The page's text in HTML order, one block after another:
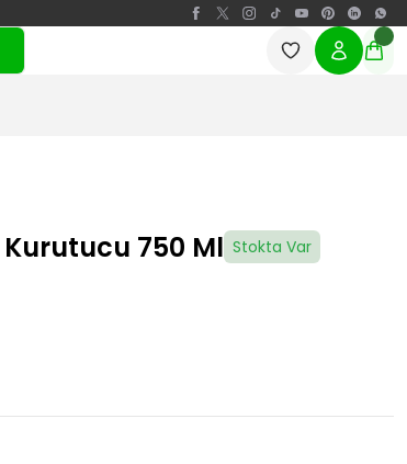
Kurutucu 750 Ml Stokta Var